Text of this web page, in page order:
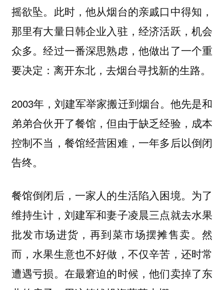
摇欲坠。此时，他从烟台的亲戚口中得知，
那里有大量日韩企业入驻，经济活跃，机会
众多。经过一番深思熟虑，他做出了一个重
要决定：离开东北，去烟台寻找新的生路。
2003年，刘建军举家搬迁到烟台。他先是和
弟弟合伙开了餐馆，但由于缺乏经验，成本
控制不当，餐馆经营困难，一年多后以倒闭
告终。
餐馆倒闭后，一家人的生活陷入困境。为了
维持生计，刘建军和妻子凌晨三点就去水果
批发市场进货，再到菜市场摆摊售卖。然
而，水果生意也不好做，不仅辛苦，还时常
遭遇亏损。在最窘迫的时候，他们卖掉了东